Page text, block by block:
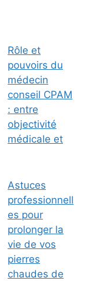
Rôle et
pouvoirs du
médecin
conseil CPAM
: entre
objectivité
médicale et
Astuces
professionnell
es pour
prolonger la
vie de vos
pierres
chaudes de